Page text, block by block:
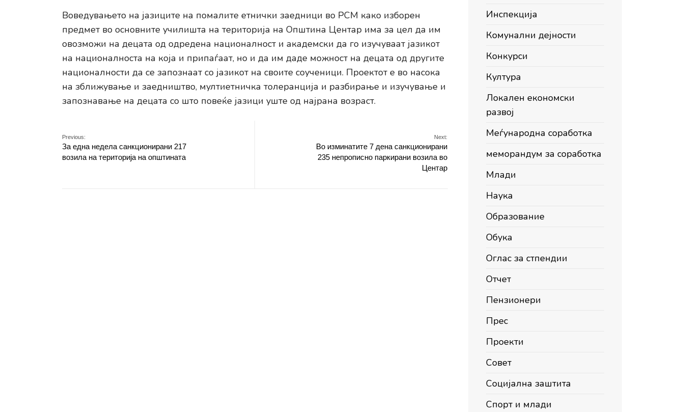
Воведувањето на јазиците на помалите етнички заедници во РСМ како изборен
предмет во основните училишта на територија на Општина Центар има за цел да им
овозможи на децата од одредена националност и академски да го изучуваат јазикот
на националноста на која и припаѓаат, но и да им даде можност на децата од другите
националности да се запознаат со јазикот на своите соученици. Проектот е во насока
на зближување и заедништво, мултиетничка толеранција и разбирање и изучување и
запознавање на децата со што повеќе јазици уште од најрана возраст.
Previous:
За една недела санкционирани 217
возила на територија на општината
Next:
Во изминатите 7 дена санкционирани
235 непрописно паркирани возила во
Центар
Инспекција
Комунални дејности
Конкурси
Култура
Локален економски
развој
Меѓународна соработка
меморандум за соработка
Млади
Наука
Образование
Обука
Оглас за стпендии
Отчет
Пензионери
Прес
Проекти
Совет
Социјална заштита
Спорт и млади